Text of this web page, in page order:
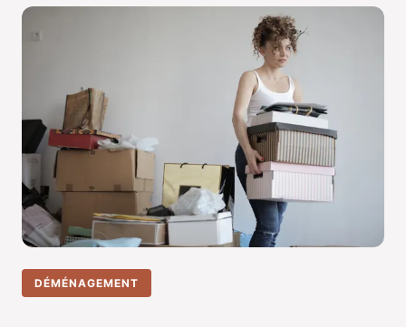
DÉMÉNAGEMENT